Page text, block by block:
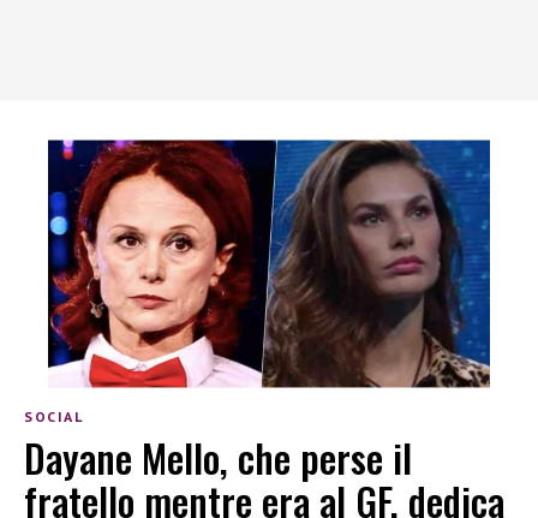
SOCIAL
Dayane Mello, che perse il
fratello mentre era al GF, dedica